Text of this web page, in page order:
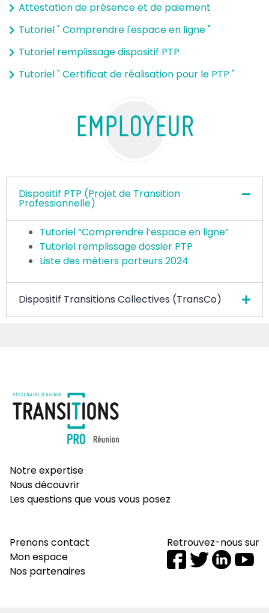
Attestation de présence et de paiement
Tutoriel " Comprendre l'espace en ligne "
Tutoriel remplissage dispositif PTP
Tutoriel " Certificat de réalisation pour le PTP "
EMPLOYEUR
Dispositif PTP (Projet de Transition
Professionnelle)
Tutoriel “Comprendre l’espace en ligne”
Tutoriel remplissage dossier PTP
Liste des métiers porteurs 2024
Dispositif Transitions Collectives (TransCo)
Notre expertise
Nous découvrir
Les questions que vous vous posez
Prenons contact
Mon espace
Nos partenaires
Retrouvez-nous sur